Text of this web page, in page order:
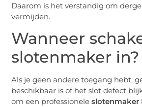
Daarom is het verstandig om
vermijden.
Wanneer
slotenmaker in?
Als je geen andere toegang hebt,
beschikbaar is of het slot defect
om een professioneleslotenmaker